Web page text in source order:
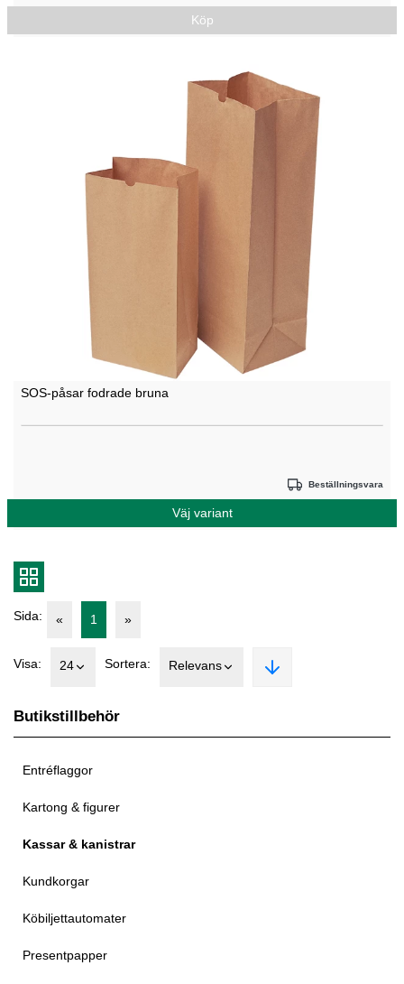
Butikstillbehör
Entréflaggor
Kartong & figurer
Kassar & kanistrar
Kundkorgar
Köbiljettautomater
Presentpapper
Köp
SOS-påsar fodrade bruna
Beställningsvara
Väj variant
Sida: « 1 »
Visa: 24 Sortera: Relevans